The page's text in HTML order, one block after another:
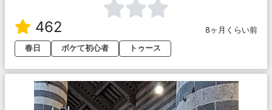
462
8ヶ月くらい前
春日
ボケて初心者 トゥース